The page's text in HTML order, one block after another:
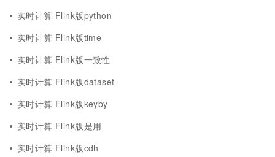
实时计算 Flink版python
实时计算 Flink版time
实时计算 Flink版一致性
实时计算 Flink版dataset
实时计算 Flink版keyby
实时计算 Flink版是用
实时计算 Flink版cdh